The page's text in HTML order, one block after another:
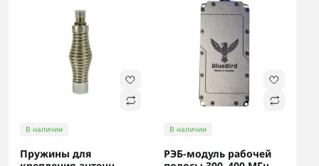
В наличии
Пружины для
В наличии
РЭБ-модуль рабочей